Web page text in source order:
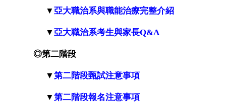
▼亞大職治系與職能治療完整介紹
▼亞大職治系考生與家長Q&A
◎第二階段
▼第二階段甄試注意事項
▼第二階段報名注意事項